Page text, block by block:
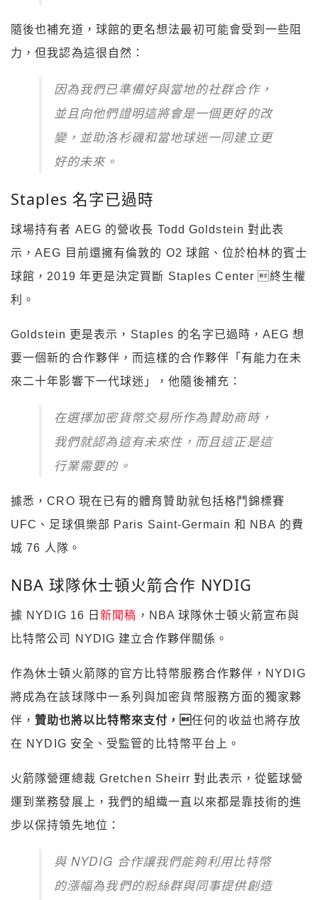
隨後也補充道，球館的更名想法最初可能會受到一些阻
力，但我認為這很自然：
因為我們已準備好與當地的社群合作，
並且向他們證明這將會是一個更好的改
變，並助洛杉磯和當地球迷一同建立更
好的未來。
Staples 名字已過時
球場持有者 AEG 的營收長 Todd Goldstein 對此表
示，AEG 目前還擁有倫敦的 O2 球館、位於柏林的賓士
球館，2019 年更是決定買斷 Staples Center 終生權
利。
Goldstein 更是表示，Staples 的名字已過時，AEG 想
要一個新的合作夥伴，而這樣的合作夥伴「有能力在未
來二十年影響下一代球迷」，他隨後補充：
在選擇加密貨幣交易所作為贊助商時，
我們就認為這有未來性，而且這正是這
行業需要的。
據悉，CRO 現在已有的體育贊助就包括格鬥錦標賽
UFC、足球俱樂部 Paris Saint-Germain 和 NBA 的費
城 76 人隊。
NBA 球隊休士頓火箭合作 NYDIG
據 NYDIG 16 日新聞稿 ，NBA 球隊休士頓火箭宣布與
比特幣公司 NYDIG 建立合作夥伴關係。
作為休士頓火箭隊的官方比特幣服務合作夥伴，NYDIG
將成為在該球隊中一系列與加密貨幣服務方面的獨家夥
伴，贊助也將以比特幣來支付，任何的收益也將存放
在 NYDIG 安全、受監管的比特幣平台上。
火箭隊營運總裁 Gretchen Sheirr 對此表示，從籃球營
運到業務發展上，我們的組織一直以來都是靠技術的進
步以保持領先地位：
與 NYDIG 合作讓我們能夠利用比特幣
的漲幅為我們的粉絲群與同事提供創造